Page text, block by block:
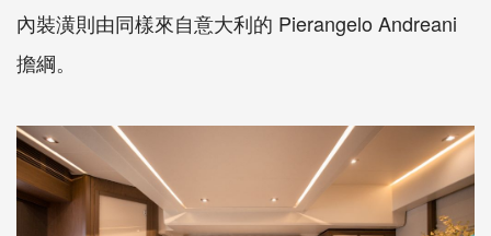
內裝潢則由同樣來自意大利的 Pierangelo Andreani
擔綱。